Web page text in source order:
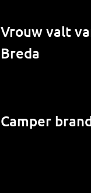
Vrouw valt
Breda
Camper